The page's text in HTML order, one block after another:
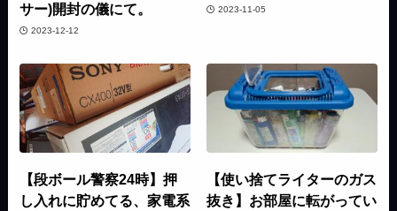
サー)開封の儀にて。
2023-12-12
2023-11-05
【段ボール警察24時】押
し入れに貯めてる、家電系
【使い捨てライターのガス
抜き】お部屋に転がってい